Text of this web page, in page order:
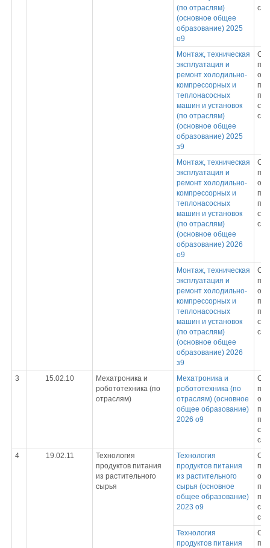
(по отраслям)
(основное общее
образование) 2025
о9
Монтаж, техническая
эксплуатация и
ремонт холодильно-
компрессорных и
теплонасосных
машин и установок
(по отраслям)
(основное общее
образование) 2025
з9
Монтаж, техническая
эксплуатация и
ремонт холодильно-
компрессорных и
теплонасосных
машин и установок
(по отраслям)
(основное общее
образование) 2026
о9
Монтаж, техническая
эксплуатация и
ремонт холодильно-
компрессорных и
теплонасосных
машин и установок
(по отраслям)
(основное общее
образование) 2026
з9
3 15.02.10
Мехатроника и
робототехника (по
отраслям)
Мехатроника и
робототехника (по
отраслям) (основное
общее образование)
2026 о9
4
19.02.11
Технология
продуктов питания
из растительного
сырья
Технология
продуктов питания
из растительного
сырья (основное
общее образование)
2023 о9
Технология
продуктов питания